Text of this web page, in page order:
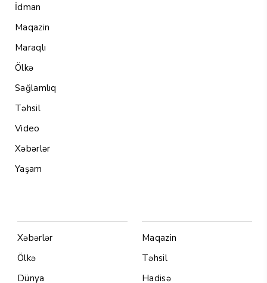
İdman
Maqazin
Maraqlı
Ölkə
Sağlamlıq
Təhsil
Video
Xəbərlər
Yaşam
Xəbərlər
Ölkə
Dünya
Maqazin
Təhsil
Hadisə